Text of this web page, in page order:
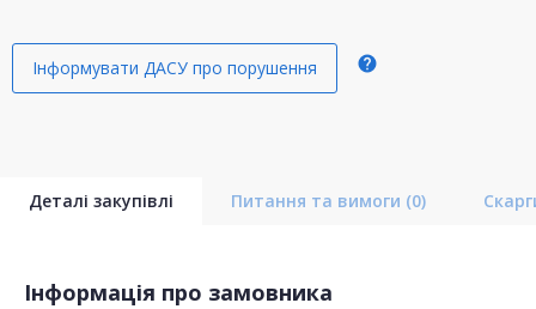
Інформувати ДАСУ про порушення help
Деталі закупівлі Питання та вимоги (0)
Інформація про замовника